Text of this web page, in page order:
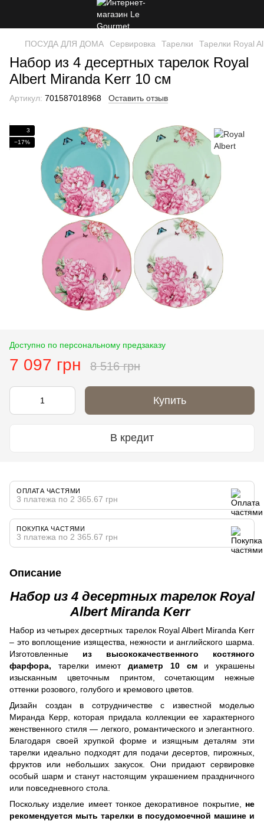
ПОСУДА ДЛЯ ДОМА Сервировка Тарелки Тарелки Royal
Набор из 4 десертных тарелок Royal
Albert Miranda Kerr 10 см
Артикул: 701587018968 Оставить отзыв
3
−17%
Доступно по персональному предзаказу
7 097 грн 8 516 грн
Купить
В кредит
ОПЛАТА ЧАСТЯМИ
3 платежа по 2 365.67 грн
ПОКУПКА ЧАСТЯМИ
3 платежа по 2 365.67 грн
Описание
Набор из 4 десертных тарелок Royal
Albert Miranda Kerr
Набор из четырех десертных тарелок Royal Albert Miranda Kerr
– это воплощение изящества, нежности и английского шарма.
Изготовленные из высококачественного костяного
фарфора, тарелки имеютдиаметр 10 см и украшены
изысканным цветочным принтом, сочетающим нежные
оттенки розового, голубого и кремового цветов.
Дизайн создан в сотрудничестве с известной моделью
Миранда Керр, которая придала коллекции ее характерного
женственного стиля — легкого, романтического и элегантного.
Благодаря своей хрупкой форме и изящным деталям эти
тарелки идеально подходят для подачи десертов, пирожных,
фруктов или небольших закусок. Они придают сервировке
особый шарм и станут настоящим украшением праздничного
или повседневного стола.
Поскольку изделие имеет тонкое декоративное покрытие,
не
рекомендуется мыть тарелки в посудомоечной машине и